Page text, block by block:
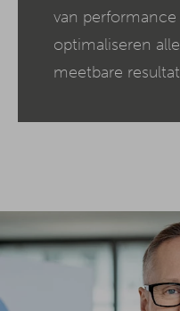
van
optimaliseren
meetbare